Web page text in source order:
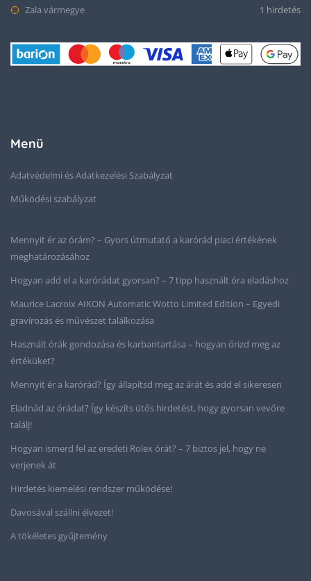
Zala vármegye 1 hirdetés
Menü
Adatvédelmi és Adatkezelési Szabályzat
Működési szabályzat
Mennyit ér az órám? – Gyors útmutató a karórád piaci értékének
meghatározásához
Hogyan add el a karórádat gyorsan? – 7 tipp használt óra eladáshoz
Maurice Lacroix AIKON Automatic Wotto Limited Edition – Egyedi
gravírozás és művészet találkozása
Használt órák gondozása és karbantartása – hogyan őrizd meg az
értéküket?
Mennyit ér a karórád? Így állapítsd meg az árát és add el sikeresen
Eladnád az órádat? Így készíts ütős hirdetést, hogy gyorsan vevőre
találj!
Hogyan ismerd fel az eredeti Rolex órát? – 7 biztos jel, hogy ne
verjenek át
Hirdetés kiemelési rendszer működése!
Davosával szállni élvezet!
A tökéletes gyűjtemény